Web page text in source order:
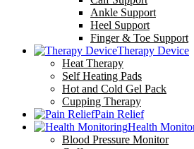
Ankle Support
Heel Support
Finger & Toe Support
Therapy Device
Heat Therapy
Self Heating Pads
Hot and Cold Gel Pack
Cupping Therapy
Pain Relief
Health
Blood Pressure Monitor